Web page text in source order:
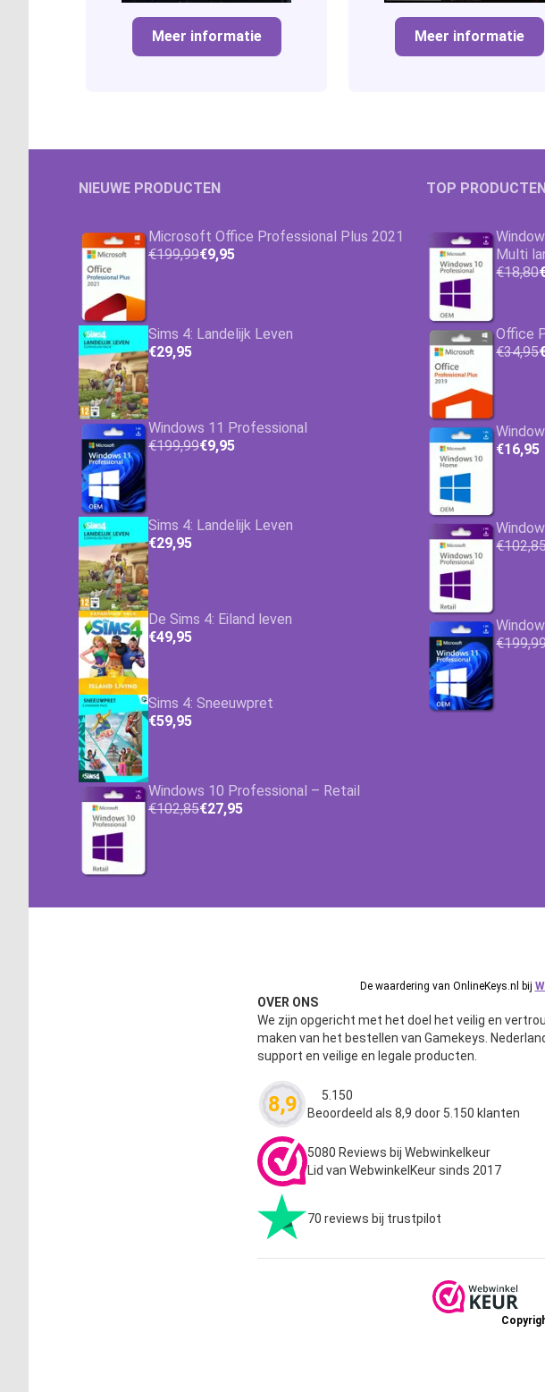
Meer informatie Meer informatie
NIEUWE PRODUCTEN
Microsoft Office Professional Plus 2021
€199,99€9,95
Sims 4: Landelijk Leven
€29,95
Windows 11 Professional
€199,99€9,95
Sims 4: Landelijk Leven
€29,95
De Sims 4: Eiland leven
€49,95
Sims 4: Sneeuwpret
€59,95
Windows 10 Professional – Retail
€102,85€27,95
TOP PRODUCTEN
Multi
€18,80
Office
€34,95
€16,95
De waardering van OnlineKeys.nl bij
OVER ONS
We zijn opgericht met het doel het veilig en
maken van het bestellen van Gamekeys.
support en veilige en legale producten.
8,9 Waardering
5.150
Beoordeeld als 8,9 door 5.150 klanten
5080 Reviews bij Webwinkelkeur
Lid van WebwinkelKeur sinds 2017
70 reviews bij trustpilot